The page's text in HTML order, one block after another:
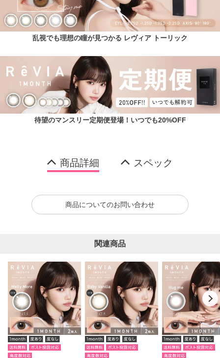
乱視でも理想の瞳が見つかる レヴィア トーリック
待望のマンスリー定期便登場！いつでも20%OFF
商品詳細 スペック
商品についてのお問い合わせ
関連商品